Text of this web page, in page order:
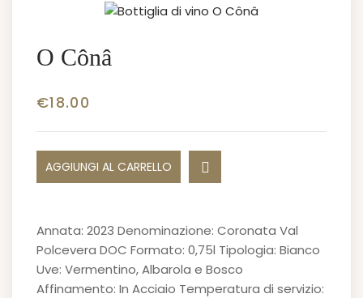
O Cônâ
€18.00
AGGIUNGI AL CARRELLO
Annata: 2023 Denominazione: Coronata Val
Polcevera DOC Formato: 0,75l Tipologia: Bianco
Uve: Vermentino, Albarola e Bosco
Affinamento: In Acciaio Temperatura di servizio: